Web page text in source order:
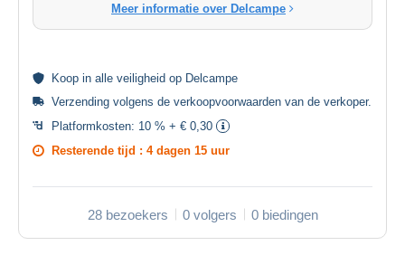
Meer informatie over Delcampe
Koop in alle veiligheid op Delcampe
Verzending volgens de verkoopvoorwaarden van de verkoper.
Platformkosten: 10 % + € 0,30
Resterende tijd : 4 dagen 15 uur
28 bezoekers 0 volgers 0 biedingen